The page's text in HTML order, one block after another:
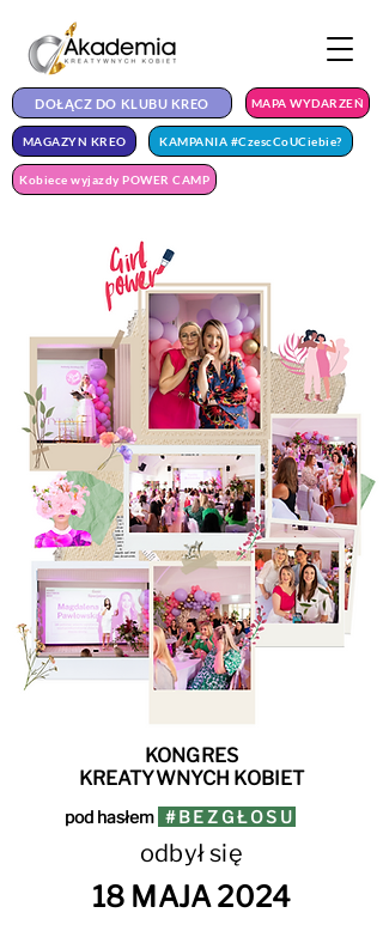
DOŁĄCZ DO KLUBU KREO
MAGAZYN KREO KAMPANIA #CzescCoUCiebie?
Kobiece wyjazdy POWER CAMP
MAPA WYDARZEŃ
KONGRES
KREATYWNYCH KOBIET
pod hasłem #BEZGŁOSU
odbył się
18 MAJA 2024